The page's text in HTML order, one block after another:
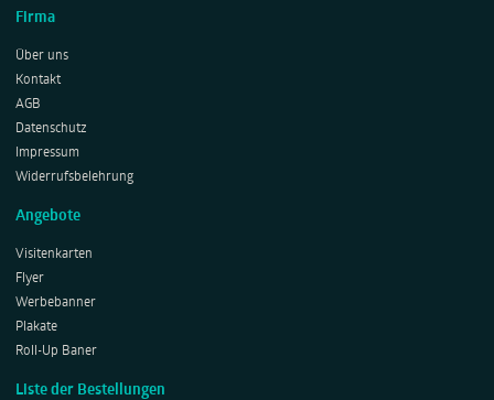
Firma
Über uns
Kontakt
AGB
Datenschutz
Impressum
Widerrufsbelehrung
Angebote
Visitenkarten
Flyer
Werbebanner
Plakate
Roll-Up Baner
Liste der Bestellungen